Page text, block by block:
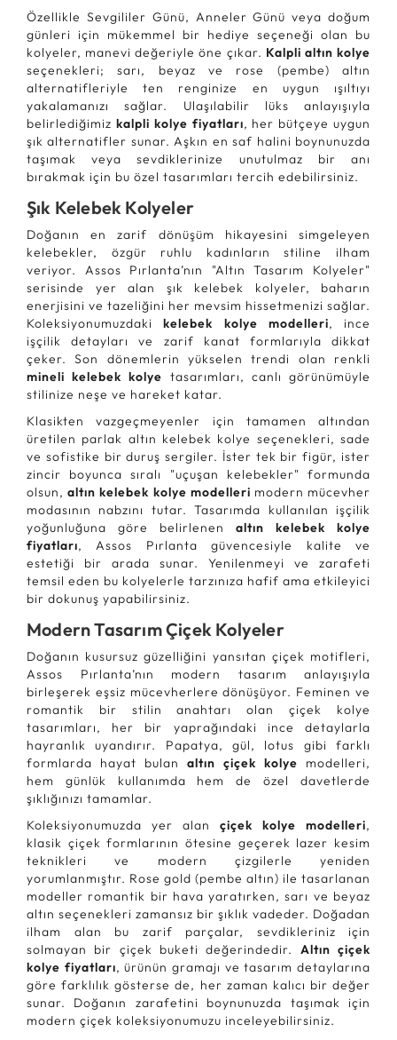
Özellikle Sevgililer Günü, Anneler Günü veya doğum
günleri için mükemmel bir hediye seçeneği olan bu
kolyeler, manevi değeriyle öne çıkar. Kalpli altın kolye
seçenekleri; sarı, beyaz ve rose (pembe) altın
alternatifleriyle ten renginize en uygun ışıltıyı
yakalamanızı sağlar. Ulaşılabilir lüks anlayışıyla
belirlediğimiz kalpli kolye fiyatları, her bütçeye uygun
şık alternatifler sunar. Aşkın en saf halini boynunuzda
taşımak veya sevdiklerinize unutulmaz bir anı
bırakmak için bu özel tasarımları tercih edebilirsiniz.
Şık Kelebek Kolyeler
Doğanın en zarif dönüşüm hikayesini simgeleyen
kelebekler, özgür ruhlu kadınların stiline ilham
veriyor. Assos Pırlanta’nın "Altın Tasarım Kolyeler"
serisinde yer alan şık kelebek kolyeler, baharın
enerjisini ve tazeliğini her mevsim hissetmenizi sağlar.
Koleksiyonumuzdakikelebek kolye modelleri, ince
işçilik detayları ve zarif kanat formlarıyla dikkat
çeker. Son dönemlerin yükselen trendi olan renkli
mineli kelebek kolye tasarımları, canlı görünümüyle
stilinize neşe ve hareket katar.
Klasikten vazgeçmeyenler için tamamen altından
üretilen parlak altın kelebek kolye seçenekleri, sade
ve sofistike bir duruş sergiler. İster tek bir figür, ister
zincir boyunca sıralı "uçuşan kelebekler" formunda
olsun,altın kelebek kolye modelleri modern mücevher
modasının nabzını tutar. Tasarımda kullanılan işçilik
yoğunluğuna göre belirlenen altın kelebek kolye
fiyatları, Assos Pırlanta güvencesiyle kalite ve
estetiği bir arada sunar. Yenilenmeyi ve zarafeti
temsil eden bu kolyelerle tarzınıza hafif ama etkileyici
bir dokunuş yapabilirsiniz.
Modern Tasarım Çiçek Kolyeler
Doğanın kusursuz güzelliğini yansıtan çiçek motifleri,
Assos Pırlanta’nın modern tasarım anlayışıyla
birleşerek eşsiz mücevherlere dönüşüyor. Feminen ve
romantik bir stilin anahtarı olan çiçek kolye
tasarımları, her bir yaprağındaki ince detaylarla
hayranlık uyandırır. Papatya, gül, lotus gibi farklı
formlarda hayat bulan altın çiçek kolye modelleri,
hem günlük kullanımda hem de özel davetlerde
şıklığınızı tamamlar.
Koleksiyonumuzda yer alan çiçek kolye modelleri,
klasik çiçek formlarının ötesine geçerek lazer kesim
teknikleri ve modern çizgilerle yeniden
yorumlanmıştır. Rose gold (pembe altın) ile tasarlanan
modeller romantik bir hava yaratırken, sarı ve beyaz
altın seçenekleri zamansız bir şıklık vadeder. Doğadan
ilham alan bu zarif parçalar, sevdikleriniz için
solmayan bir çiçek buketi değerindedir. Altın çiçek
kolye fiyatları, ürünün gramajı ve tasarım detaylarına
göre farklılık gösterse de, her zaman kalıcı bir değer
sunar. Doğanın zarafetini boynunuzda taşımak için
modern çiçek koleksiyonumuzu inceleyebilirsiniz.